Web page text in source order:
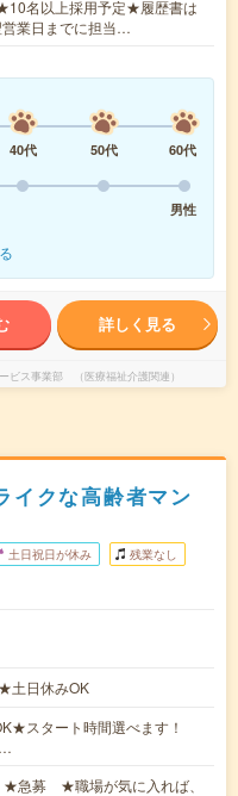
名以上採用予定★履歴書は
業日までに担当…
40代 50代
60代
男性
詳しく見る
ビス事業部 （医療福祉介護関連）
イクな高齢者マン
土日祝日が休み 残業なし
土日休みOK
スタート時間選べます！
急募 ★職場が気に入れば、